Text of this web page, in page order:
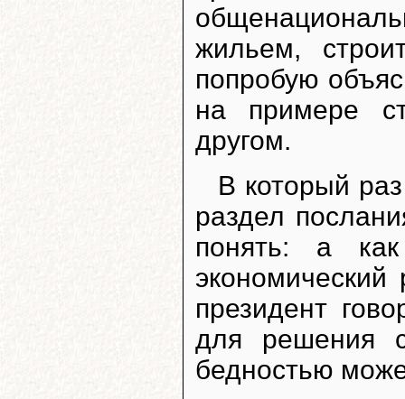
жильем,
попробую
на примере
другом.
В который
раздел
понять: а
президент
для решения
бедностью